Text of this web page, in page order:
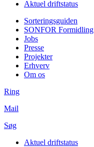
Aktuel driftstatus
Sorteringsguiden
SONFOR Formidling
Jobs
Presse
Projekter
Erhverv
Om os
Ring
Mail
Søg
Aktuel driftstatus